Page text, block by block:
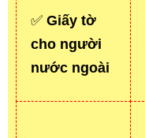
✅ Giấy tờ
cho người
nước ngoài